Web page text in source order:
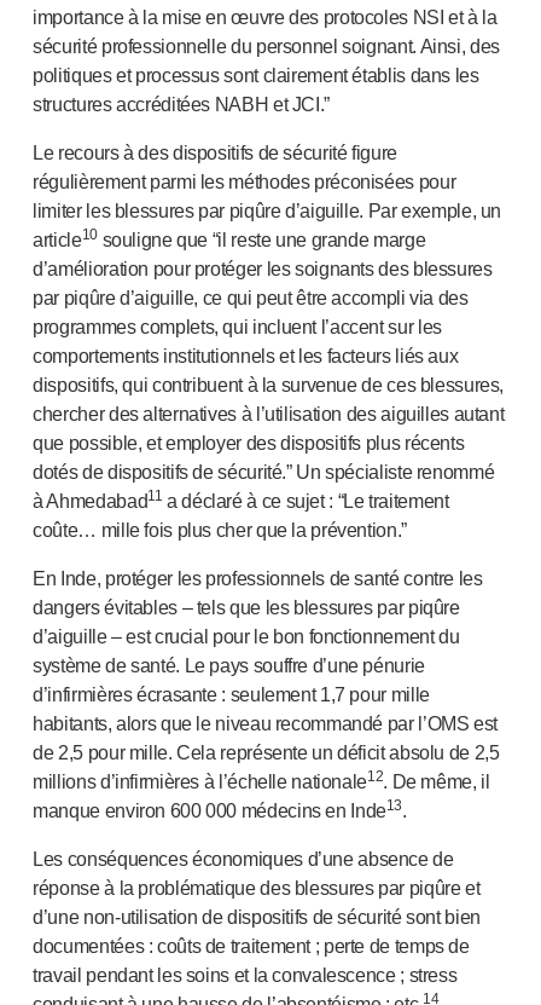
importance à la mise en œuvre des protocoles NSI et à la
sécurité professionnelle du personnel soignant. Ainsi, des
politiques et processus sont clairement établis dans les
structures accréditées NABH et JCI.”
Le recours à des dispositifs de sécurité figure
régulièrement parmi les méthodes préconisées pour
limiter les blessures par piqûre d’aiguille. Par exemple, un
article10souligne que “il reste une grande marge
d’amélioration pour protéger les soignants des blessures
par piqûre d’aiguille, ce qui peut être accompli via des
programmes complets, qui incluent l’accent sur les
comportements institutionnels et les facteurs liés aux
dispositifs, qui contribuent à la survenue de ces blessures,
chercher des alternatives à l’utilisation des aiguilles autant
que possible, et employer des dispositifs plus récents
dotés de dispositifs de sécurité.” Un spécialiste renommé
à Ahmedabad11 a déclaré à ce sujet : “Le traitement
coûte… mille fois plus cher que la prévention.”
En Inde, protéger les professionnels de santé contre les
dangers évitables – tels que les blessures par piqûre
d’aiguille – est crucial pour le bon fonctionnement du
système de santé. Le pays souffre d’une pénurie
d’infirmières écrasante : seulement 1,7 pour mille
habitants, alors que le niveau recommandé par l’OMS est
de 2,5 pour mille. Cela représente un déficit absolu de 2,5
millions d’infirmières à l’échelle nationale12. De même, il
manque environ 600 000 médecins en Inde13.
Les conséquences économiques d’une absence de
réponse à la problématique des blessures par piqûre et
d’une non-utilisation de dispositifs de sécurité sont bien
documentées : coûts de traitement ; perte de temps de
travail pendant les soins et la convalescence ; stress
14